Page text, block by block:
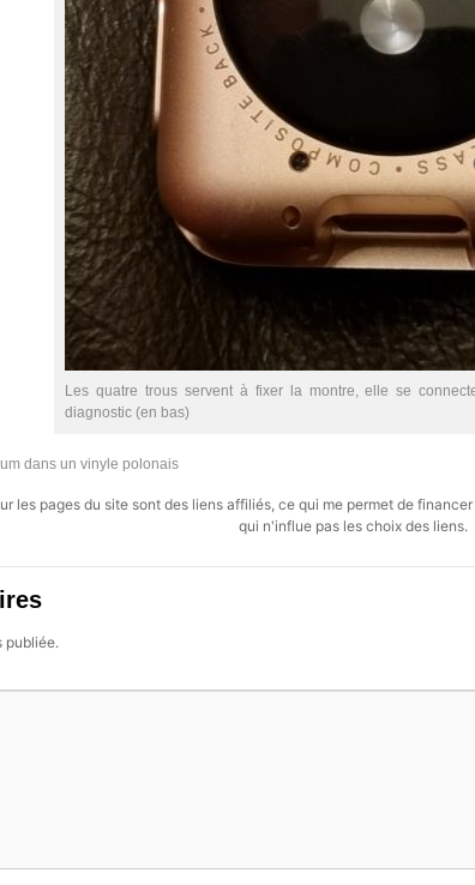
Les quatre trous servent à fixer la montre, elle se
diagnostic (en bas)
dans un vinyle polonais
les pages du site sont des liens affiliés, ce qui me permet de
qui n'influe pas les choix des liens.
publiée.